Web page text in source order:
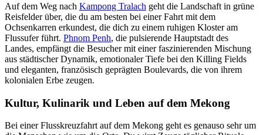
Auf dem Weg nach Kampong Tralach geht die Landschaft in grüne
Reisfelder über, die du am besten bei einer Fahrt mit dem
Ochsenkarren erkundest, die dich zu einem ruhigen Kloster am
Flussufer führt. Phnom Penh, die pulsierende Hauptstadt des
Landes, empfängt die Besucher mit einer faszinierenden Mischung
aus städtischer Dynamik, emotionaler Tiefe bei den Killing Fields
und eleganten, französisch geprägten Boulevards, die von ihrem
kolonialen Erbe zeugen.
Kultur, Kulinarik und Leben auf dem Mekong
Bei einer Flusskreuzfahrt auf dem Mekong geht es genauso sehr um